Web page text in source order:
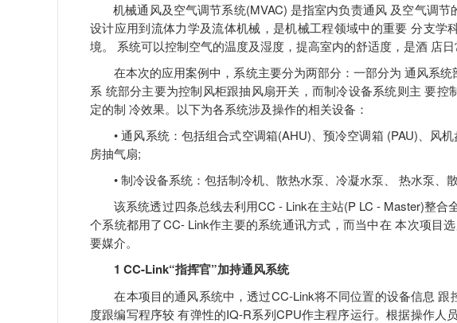
机械通风及空气调节系统(MVAC) 是指室内负责通风 及空气调节
设计应用到流体力学及流体机械，是机械工程领域中的重要 分支学
境。 系统可以控制空气的温度及湿度，提高室内的舒适度，是酒 店日
在本次的应用案例中，系统主要分为两部分：一部分为 通风系统
系 统部分主要为控制风柜跟抽风扇开关，而制冷设备系统则主 要
定的制 冷效果。以下为各系统涉及操作的相关设备：
• 通风系统：包括组合式空调箱(AHU)、预冷空调箱 (PAU)、风
房抽气扇;
• 制冷设备系统：包括制冷机、散热水泵、冷凝水泵、 热水泵、散
该系统透过四条总线去利用CC - Link在主站(P LC - Master)整合
个系统都用了CC- Link作主要的系统通讯方式，而当中在 本次项目
要媒介。
1 CC-Link“指挥官”加持通风系统
在本项目的通风系统中，透过CC-Link将不同位置的设备信息 跟
度跟编写程序较 有弹性的IQ-R系列CPU作主程序运行。根据操作人